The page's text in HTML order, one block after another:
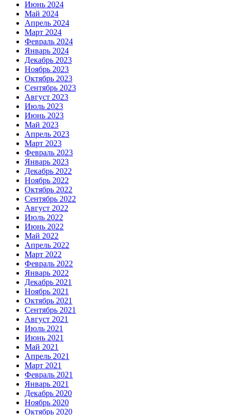
Июнь 2024
Май 2024
Апрель 2024
Март 2024
Февраль 2024
Январь 2024
Декабрь 2023
Ноябрь 2023
Октябрь 2023
Сентябрь 2023
Август 2023
Июль 2023
Июнь 2023
Май 2023
Апрель 2023
Март 2023
Февраль 2023
Январь 2023
Декабрь 2022
Ноябрь 2022
Октябрь 2022
Сентябрь 2022
Август 2022
Июль 2022
Июнь 2022
Май 2022
Апрель 2022
Март 2022
Февраль 2022
Январь 2022
Декабрь 2021
Ноябрь 2021
Октябрь 2021
Сентябрь 2021
Август 2021
Июль 2021
Июнь 2021
Май 2021
Апрель 2021
Март 2021
Февраль 2021
Январь 2021
Декабрь 2020
Ноябрь 2020
Октябрь 2020